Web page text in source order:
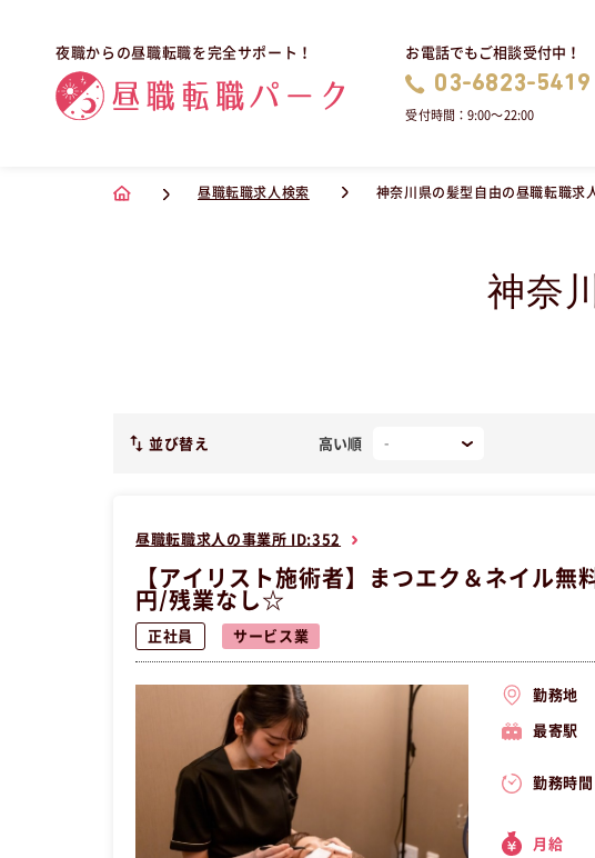
夜職からの昼職転職を完全サポート！ お電話でもご相談受付中！
03-6823-5419
受付時間：9:00〜22:00
昼職転職求人検索 神奈川県の髪型自由の昼職転職求人
神奈
並び替え 高い順
昼職転職求人の事業所 ID:352
【アイリスト施術者】まつエク＆ネイル
円/残業なし☆
正社員 サービス業
勤務地
最寄駅
勤務時間
月給